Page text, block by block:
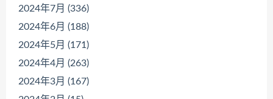
2024年7月 (336)
2024年6月 (188)
2024年5月 (171)
2024年4月 (263)
2024年3月 (167)